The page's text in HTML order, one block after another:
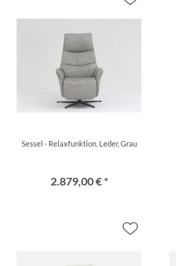
Sessel - Relaxfunktion, Leder, Grau
2.879,00 € *